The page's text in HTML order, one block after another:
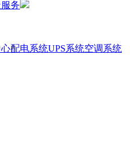
务
配电系统UPS系统空调系统